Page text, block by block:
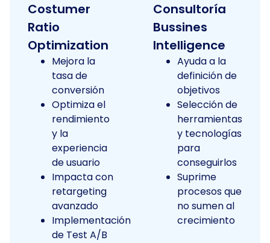
Costumer
Ratio
Optimization
Mejora la
tasa de
conversión
Optimiza el
rendimiento
y la
experiencia
de usuario
Impacta con
retargeting
avanzado
Implementación
de Test A/B
Consultoría
Bussines
Intelligence
Ayuda a la
definición de
objetivos
Selección de
herramientas
y tecnologías
para
conseguirlos
Suprime
procesos que
no sumen al
crecimiento